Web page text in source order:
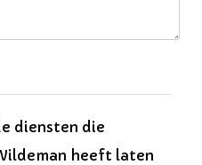
diensten die
heeft laten